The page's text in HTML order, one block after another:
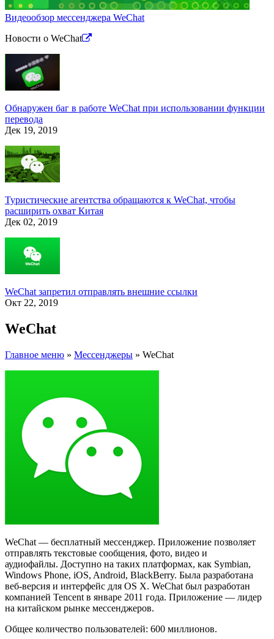
Видеообзор мессенджера WeChat
Новости о WeChat
Обнаружен баг в работе WeChat при использовании функции
перевода
Дек 19, 2019
Туристические агентства обращаются к WeChat, чтобы
расширить охват Китая
Дек 02, 2019
WeChat запретил отправлять внешние ссылки
Окт 22, 2019
WeChat
Главное меню » Мессенджеры » WeChat
WeChat — бесплатный мессенджер. Приложение позволяет
отправлять текстовые сообщения, фото, видео и
аудиофайлы. Доступно на таких платформах, как Symbian,
Windows Phone, iOS, Android, BlackBerry. Была разработана
веб-версия и интерфейс для OS X. WeChat был разработан
компанией Tencent в январе 2011 года. Приложение — лидер
на китайском рынке мессенджеров.
Общее количество пользователей: 600 миллионов.